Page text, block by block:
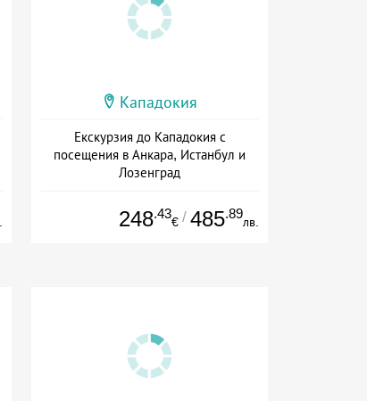
Кападокия
Екскурзия до Кападокия с
посещения в Анкара, Истанбул и
Лозенград
248.43
€ / 485.89
лв.